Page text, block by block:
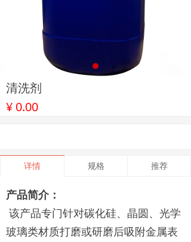
清洗剂
¥ 0.00
详情 规格 推荐
产品简介：
该产品专门针对碳化硅、晶圆、光学
玻璃类材质打磨或研磨后吸附金属表